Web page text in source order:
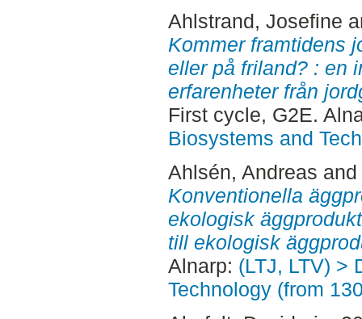
Ahlstrand, Josefine
Kommer framtidens
eller på friland? : en
erfarenheter från
First cycle, G2E.
Biosystems and
Ahlsén, Andreas and
Konventionella
ekologisk
till ekologisk
Alnarp: (LTJ, LTV) >
Technology (from